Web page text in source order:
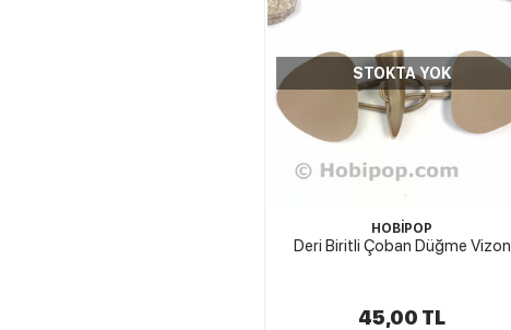
STOKTA YOK
HOBİPOP
Deri Biritli Çoban Düğme Vizon
45,00 TL